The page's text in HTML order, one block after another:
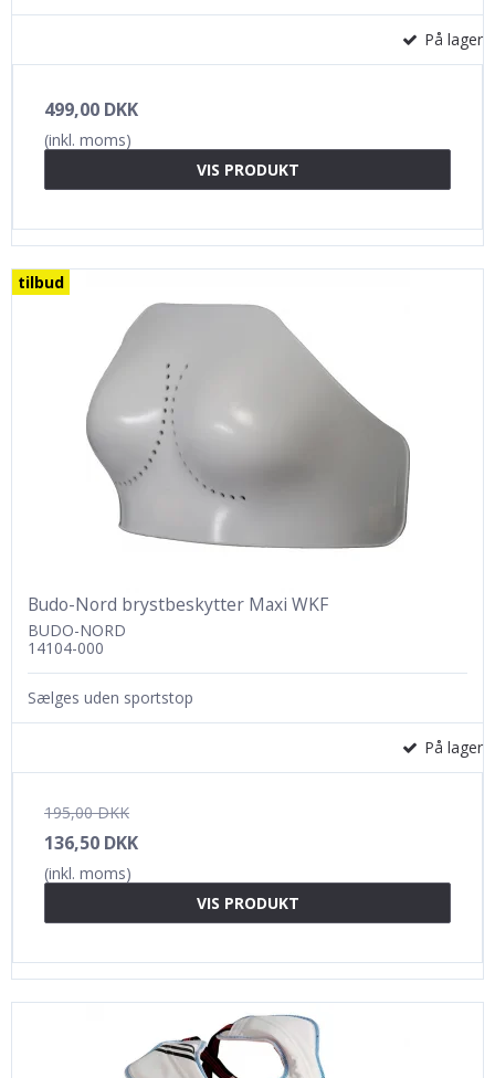
På lager
499,00 DKK
(inkl. moms)
VIS PRODUKT
tilbud
Budo-Nord brystbeskytter Maxi WKF
BUDO-NORD
14104-000
Sælges uden sportstop
På lager
195,00 DKK
136,50 DKK
(inkl. moms)
VIS PRODUKT